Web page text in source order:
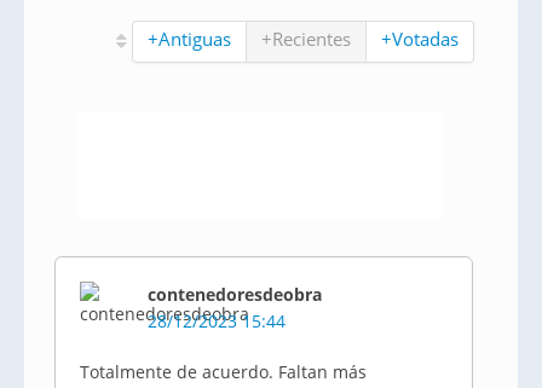
+Antiguas +Recientes +Votadas
contenedoresdeobra
28/12/2023 15:44
Totalmente de acuerdo. Faltan más